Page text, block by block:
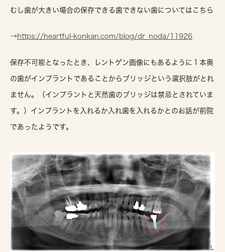
むし歯が大きい場合の保存できる歯できない歯についてはこちら
→https://heartful-konkan.com/blog/dr_noda/11926
保存不可能となったとき、レントゲン画像にもあるように１本奥
の歯がインプラントであることからブリッジという選択肢がとれ
ません。（インプラントと天然歯のブリッジは禁忌とされていま
す。）インプラントを入れるか入れ歯を入れるかとのお話が前院
であったようです。